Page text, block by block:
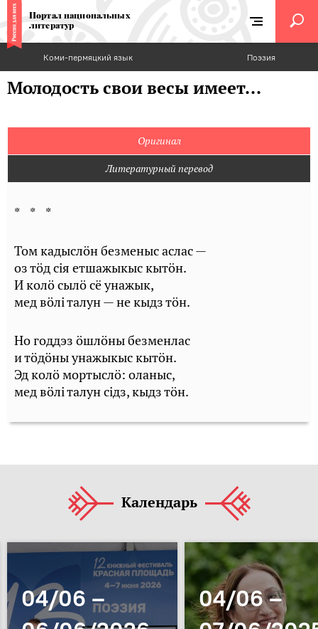
Портал национальных
литератур
Коми-пермяцкий язык Поэзия
Молодость свои весы имеет...
Оригинал
Литературный перевод
* * *
Том кадыслöн безменыс аслас —
оз тöд сія етшажыкыс кытöн.
И колö сылö сё унажык,
мед вöлі талун — не кыдз тöн.
Но годдэз öшлöны безменлас
и тöдöны унажыкыс кытöн.
Эд колö мортыслö: оланыс,
мед вöлі талун сідз, кыдз тöн.
Календарь
04/06 –
04/06 –